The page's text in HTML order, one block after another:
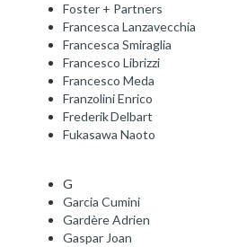
Foster + Partners
Francesca Lanzavecchia
Francesca Smiraglia
Francesco Librizzi
Francesco Meda
Franzolini Enrico
Frederik Delbart
Fukasawa Naoto
G
Garcia Cumini
Gardère Adrien
Gaspar Joan